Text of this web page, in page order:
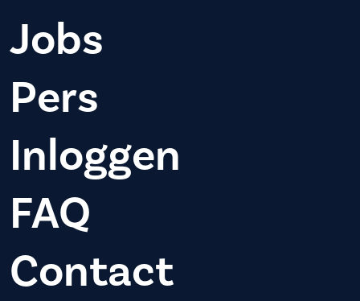
Jobs
Pers
Inloggen
FAQ
Contact